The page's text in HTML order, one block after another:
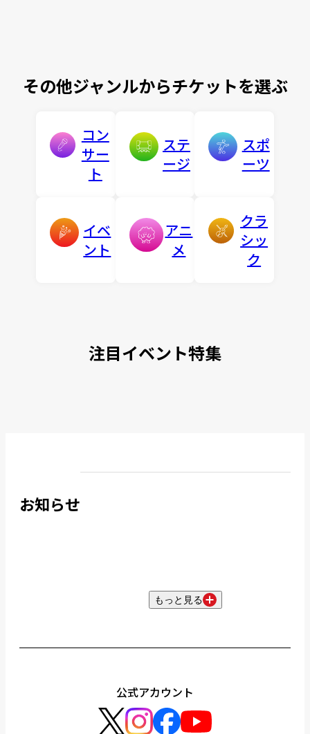
その他ジャンルからチケットを選ぶ
コン
サー
ト
ステ
ージ
スポ
ーツ
イベ
ント
アニ
メ
クラ
シッ
ク
注目イベント特集
お知らせ
もっと見る
公式アカウント